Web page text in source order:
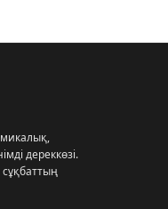
дереккөзі.